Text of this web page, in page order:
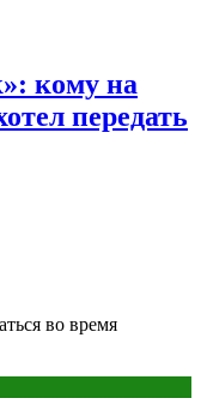
кому на
передать
во время